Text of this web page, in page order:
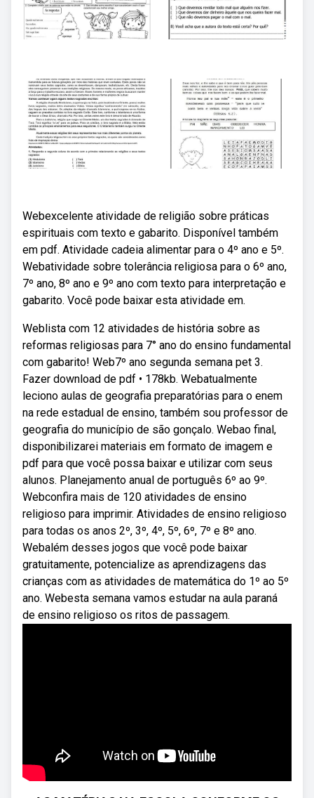
Webexcelente atividade de religião sobre práticas
espirituais com texto e gabarito. Disponível também
em pdf. Atividade cadeia alimentar para o 4º ano e 5º.
Webatividade sobre tolerância religiosa para o 6º ano,
7º ano, 8º ano e 9º ano com texto para interpretação e
gabarito. Você pode baixar esta atividade em.
Weblista com 12 atividades de história sobre as
reformas religiosas para 7° ano do ensino fundamental
com gabarito! Web7º ano segunda semana pet 3.
Fazer download de pdf • 178kb. Webatualmente
leciono aulas de geografia preparatórias para o enem
na rede estadual de ensino, também sou professor de
geografia do município de são gonçalo. Webao final,
disponibilizarei materiais em formato de imagem e
pdf para que você possa baixar e utilizar com seus
alunos. Planejamento anual de português 6º ao 9º.
Webconfira mais de 120 atividades de ensino
religioso para imprimir. Atividades de ensino religioso
para todas os anos 2º, 3º, 4º, 5º, 6º, 7º e 8º ano.
Webalém desses jogos que você pode baixar
gratuitamente, potencialize as aprendizagens das
crianças com as atividades de matemática do 1º ao 5º
ano. Webesta semana vamos estudar na aula paraná
de ensino religioso os ritos de passagem.